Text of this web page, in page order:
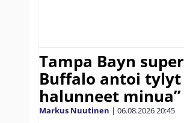
Tampa Bayn
Buffalo antoi tylyt
halunneet minua”
Markus Nuutinen | 06.08.202620:45